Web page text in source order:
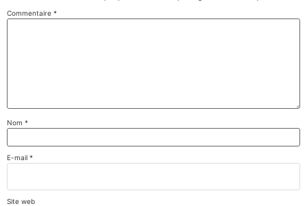
Commentaire *
Nom *
E-mail *
Site web